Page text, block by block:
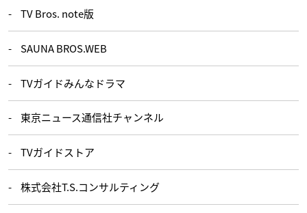
TV Bros. note版
SAUNA BROS.WEB
TVガイドみんなドラマ
東京ニュース通信社チャンネル
TVガイドストア
株式会社T.S.コンサルティング